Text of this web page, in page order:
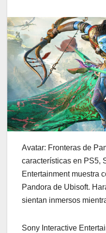
Avatar: Fronteras de
características en PS5,
Entertainment muestra
Pandora de Ubisoft.
sientan inmersos
Sony Interactive